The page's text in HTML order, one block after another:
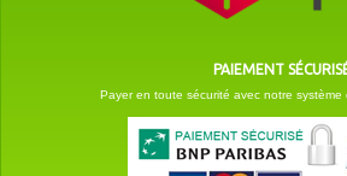
PAIEMENT
Payer en toute sécurité avec notre système